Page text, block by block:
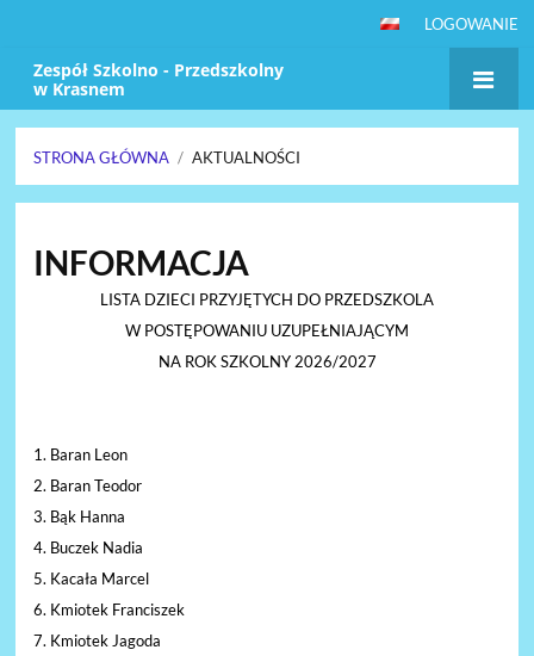
LOGOWANIE
Zespół Szkolno - Przedszkolny
w Krasnem
STRONA GŁÓWNA / AKTUALNOŚCI
INFORMACJA
LISTA DZIECI PRZYJĘTYCH DO PRZEDSZKOLA
W POSTĘPOWANIU UZUPEŁNIAJĄCYM
NA ROK SZKOLNY 2026/2027
1. Baran Leon
2. Baran Teodor
3. Bąk Hanna
4. Buczek Nadia
5. Kacała Marcel
6. Kmiotek Franciszek
7. Kmiotek Jagoda